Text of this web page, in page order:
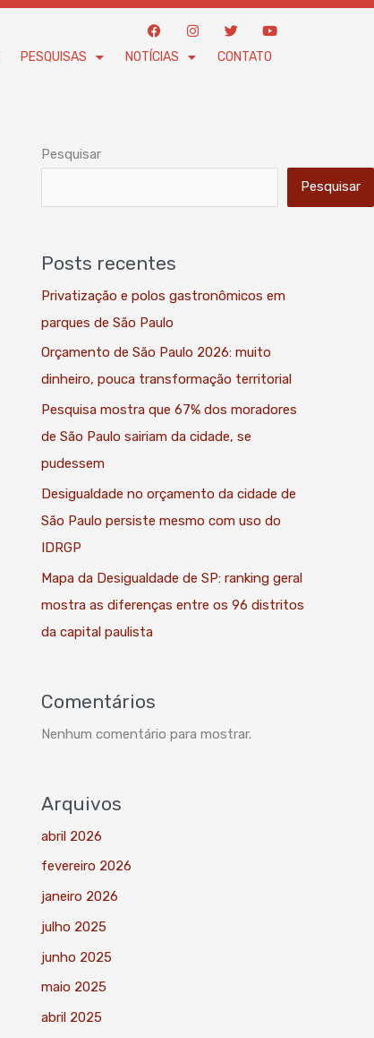
F
a
c
e
I
n
t
T
w
i
t
Y
o
u
t
PESQUISAS NOTÍCIAS CONTATO
Pesquisar
Pesquisar
Posts recentes
Privatização e polos gastronômicos em
parques de São Paulo
Orçamento de São Paulo 2026: muito
dinheiro, pouca transformação territorial
Pesquisa mostra que 67% dos moradores
de São Paulo sairiam da cidade, se
pudessem
Desigualdade no orçamento da cidade de
São Paulo persiste mesmo com uso do
IDRGP
Mapa da Desigualdade de SP: ranking geral
mostra as diferenças entre os 96 distritos
da capital paulista
Comentários
Nenhum comentário para mostrar.
Arquivos
abril 2026
fevereiro 2026
janeiro 2026
julho 2025
junho 2025
maio 2025
abril 2025